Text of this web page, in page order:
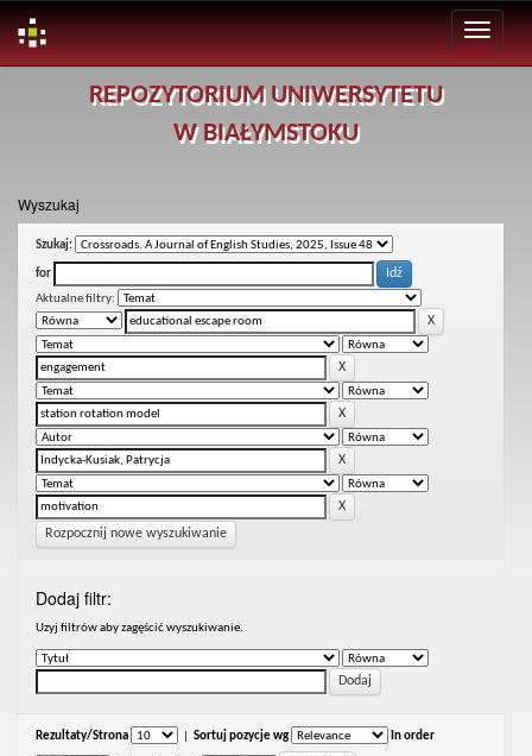
REPOZYTORIUM UNIWERSYTETU
W BIAŁYMSTOKU
Wyszukaj
Szukaj:
for
Aktualne filtry:
Rozpocznij nowe wyszukiwanie
Dodaj filtr:
Uzyj filtrów aby zagęścić wyszukiwanie.
Rezultaty/Strona Sortuj pozycje wg In order